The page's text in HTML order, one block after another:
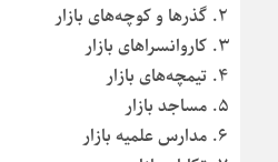
گذرها و کوچه‌های بازار
کاروانسراهای بازار
تیمچه‌های بازار
مساجد بازار
مدارس علمیه بازار